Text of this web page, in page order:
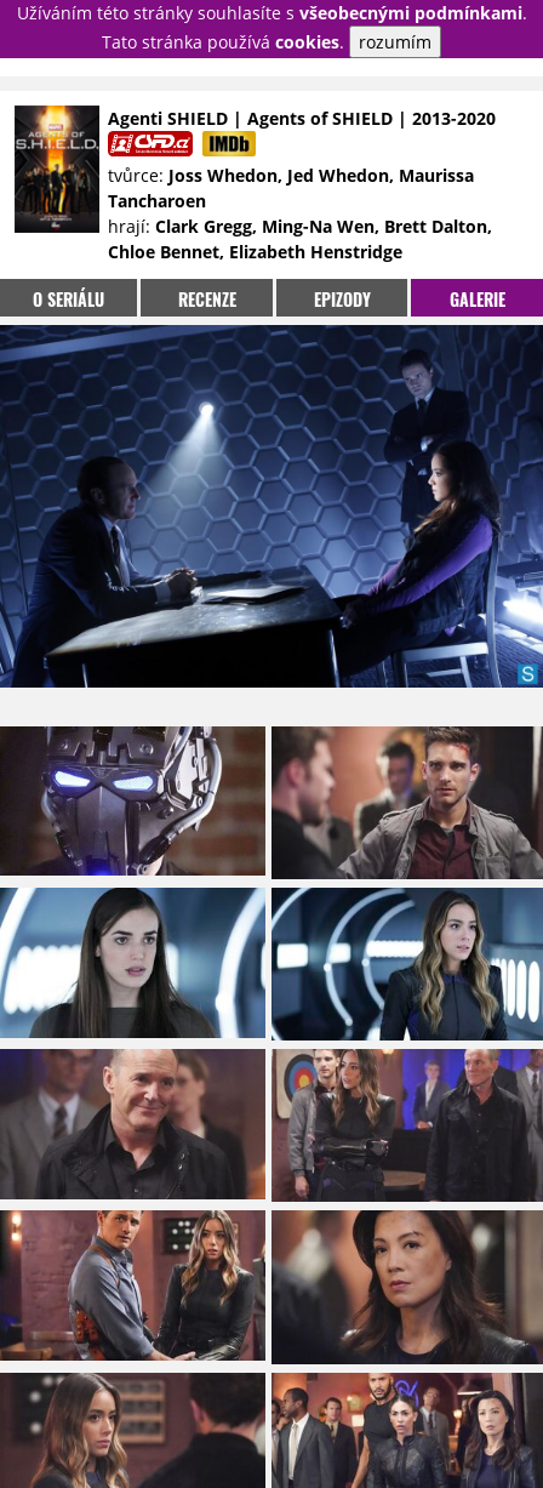
Užíváním této stránky souhlasíte s všeobecnými podmínkami.
Tato stránka používá cookies. rozumím
PŘIHLÁSIT
NOVINKY
TÉMATA
RECENZE
EPIZODY
KULT
TRAILERY
GALERIE
DISKUZE
STATISTIKY
TIRÁŽ
Agenti SHIELD | Agents of SHIELD | 2013-2020
tvůrce: Joss Whedon, Jed Whedon, Maurissa
Tancharoen
hrají: Clark Gregg, Ming-Na Wen, Brett Dalton,
Chloe Bennet, Elizabeth Henstridge
O SERIÁLU RECENZE EPIZODY GALERIE